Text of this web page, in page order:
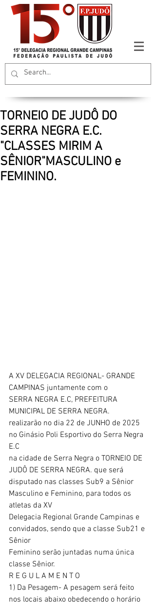
TORNEIO DE JUDÔ DO
SERRA NEGRA E.C.
"CLASSES MIRIM A
SÊNIOR"MASCULINO e
FEMININO.
A XV DELEGACIA REGIONAL- GRANDE
CAMPINAS juntamente com o
SERRA NEGRA E.C, PREFEITURA
MUNICIPAL DE SERRA NEGRA.
realizarão no dia 22 de JUNHO de 2025
no Ginásio Poli Esportivo do Serra Negra
E.C
na cidade de Serra Negra o TORNEIO DE
JUDÔ DE SERRA NEGRA. que será
disputado nas classes Sub9 a Sênior
Masculino e Feminino, para todos os
atletas da XV
Delegacia Regional Grande Campinas e
convidados, sendo que a classe Sub21 e
Sênior
Feminino serão juntadas numa única
classe Sênior.
R E G U L A M E N T O
1) Da Pesagem- A pesagem será feito
nos locais abaixo obedecendo o horário